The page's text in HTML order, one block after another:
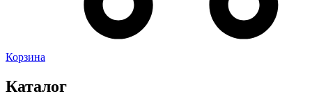
Корзина
Каталог